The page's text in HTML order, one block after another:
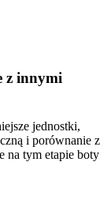
z innymi
jednostki,
i porównanie z
na tym etapie boty